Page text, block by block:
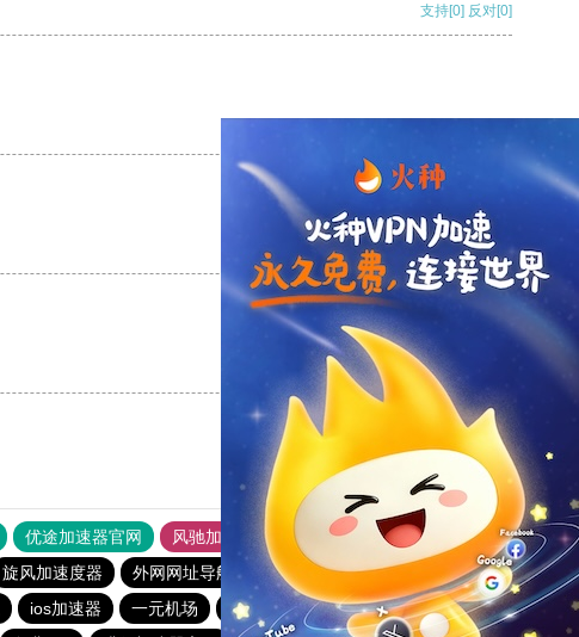
支持[0] 反对[0]
支持 [0] 反对 [0]
支持
优途加速器官网 风驰加速器
旋风加速器
旋风加速度器 外网网址导航 软件中心 雷霆加速
狂飙加速器
ios加速器 一元机场 落地机 旋风加速度器
快鸭vp加速器